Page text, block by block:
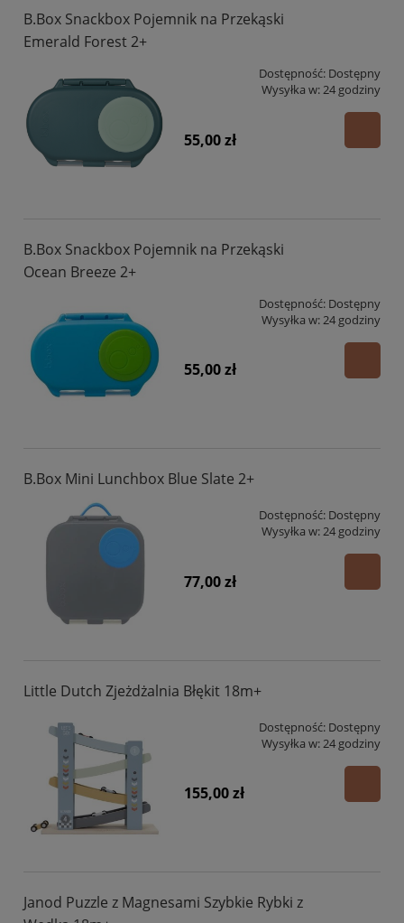
B.Box Snackbox Pojemnik na Przekąski
Emerald Forest 2+
Dostępność: Dostępny
Wysyłka w:24 godziny
55,00 zł
B.Box Snackbox Pojemnik na Przekąski
Ocean Breeze 2+
Dostępność: Dostępny
Wysyłka w:24 godziny
55,00 zł
B.Box Mini Lunchbox Blue Slate 2+
Dostępność: Dostępny
Wysyłka w:24 godziny
77,00 zł
Little Dutch Zjeżdżalnia Błękit 18m+
Dostępność: Dostępny
Wysyłka w:24 godziny
155,00 zł
Janod Puzzle z Magnesami Szybkie Rybki z